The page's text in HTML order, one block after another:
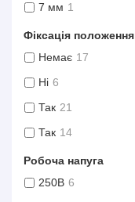
7 мм 1
Фіксація положення
Немає 17
Ні 6
Так 21
Так 14
Робоча напуга
250В 6